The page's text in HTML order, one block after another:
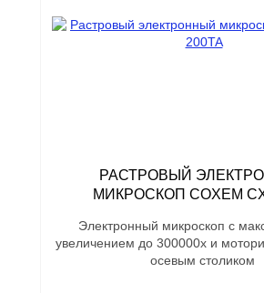
РАСТРОВЫЙ
МИКРОСКОП COXEM
Электронный микроскоп с
увеличением до 300000х и
осевым столиком